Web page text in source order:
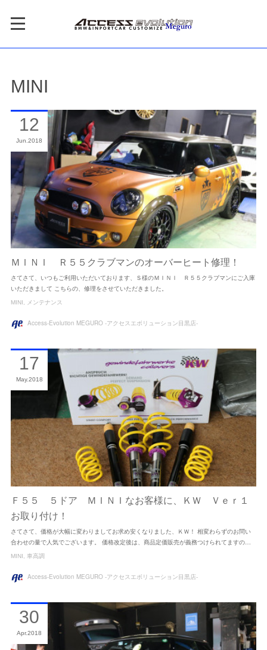
MINI
ＭＩＮＩ Ｒ５５クラブマンのオーバーヒート修理！
さてさて、いつもご利用いただいております、Ｓ様のＭＩＮＩ Ｒ５５クラブマンにご入庫
いただきまして こちらの、修理をさせていただきました。
12
Jun 2018
MINI メンテナンス
Access-Evolution MEGURO -アクセスエボリューション目黒店-
Ｆ５５ ５ドア ＭＩＮＩなお客様に、ＫＷ Ｖｅｒ１
お取り付け！
さてさて、価格が大幅に変わりましてお求め安くなりました、ＫＷ！ 相変わらずのお問い
合わせの量で人気でございます。 価格改定後は、商品定価販売が義務つけられてますの…
17
May 2018
MINI 車高調
Access-Evolution MEGURO -アクセスエボリューション目黒店-
30
Apr 2018